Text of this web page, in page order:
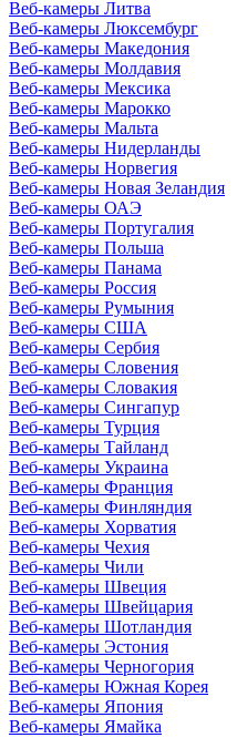
Веб-камеры Литва
Веб-камеры Люксембург
Веб-камеры Македония
Веб-камеры Молдавия
Веб-камеры Мексика
Веб-камеры Марокко
Веб-камеры Мальта
Веб-камеры Нидерланды
Веб-камеры Норвегия
Веб-камеры Новая Зеландия
Веб-камеры ОАЭ
Веб-камеры Португалия
Веб-камеры Польша
Веб-камеры Панама
Веб-камеры Россия
Веб-камеры Румыния
Веб-камеры США
Веб-камеры Сербия
Веб-камеры Словения
Веб-камеры Словакия
Веб-камеры Сингапур
Веб-камеры Турция
Веб-камеры Тайланд
Веб-камеры Украина
Веб-камеры Франция
Веб-камеры Финляндия
Веб-камеры Хорватия
Веб-камеры Чехия
Веб-камеры Чили
Веб-камеры Швеция
Веб-камеры Швейцария
Веб-камеры Шотландия
Веб-камеры Эстония
Веб-камеры Черногория
Веб-камеры Южная Корея
Веб-камеры Япония
Веб-камеры Ямайка